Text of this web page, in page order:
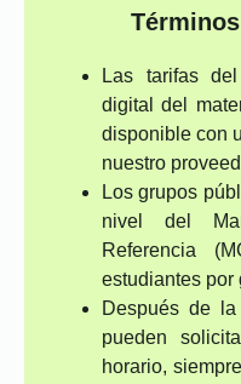
Las tarifas
digital del
disponible con
nuestro
Los grupos
nivel del
Referencia
estudiantes por
Después de
pueden
horario,